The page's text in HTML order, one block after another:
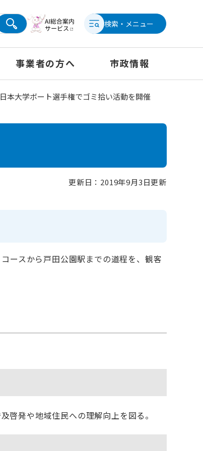
検索・メニュー
事業者の方へ 市政情報
本大学ボート選手権でゴミ拾い活動を開催
更新日：2019年9月3日更新
ースから戸田公園駅までの道程を、観客
啓発や地域住民への理解向上を図る。